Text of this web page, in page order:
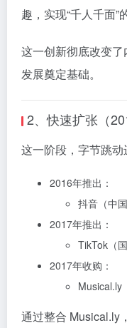
趣，实现“千人千面”
这一创新彻底改变
发展奠定基础。
2、快速扩张（
这一阶段，字节跳动
2016年推出：
抖音 （中
2017年推出：
TikTok （
2017年收购：
Musical.ly
通过整合 Musical.ly